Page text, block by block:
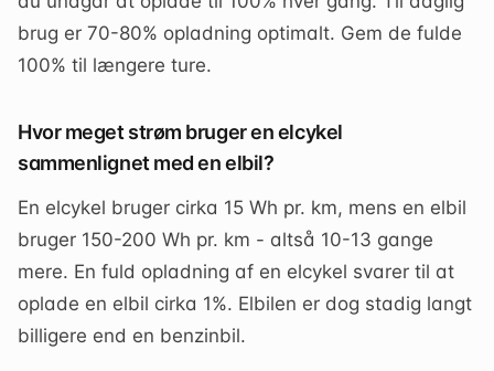
brug er 70-80% opladning optimalt. Gem de fulde
100% til længere ture.
Hvor meget strøm bruger en elcykel
sammenlignet med en elbil?
En elcykel bruger cirka 15 Wh pr. km, mens en elbil
bruger 150-200 Wh pr. km - altså 10-13 gange
mere. En fuld opladning af en elcykel svarer til at
oplade en elbil cirka 1%. Elbilen er dog stadig langt
billigere end en benzinbil.